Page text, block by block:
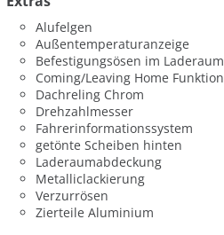
Alufelgen
Außentemperaturanzeige
Befestigungsösen im Laderaum
Coming/Leaving Home Funktion
Dachreling Chrom
Drehzahlmesser
Fahrerinformationssystem
getönte Scheiben hinten
Laderaumabdeckung
Metalliclackierung
Verzurrösen
Zierteile Aluminium